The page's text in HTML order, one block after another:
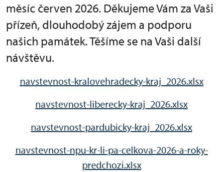
měsíc červen 2026. Děkujeme Vám za Vaši
přízeň, dlouhodobý zájem a podporu
našich památek. Těšíme se na Vaši další
návštěvu.
navstevnost-kralovehradecky-kraj_2026.xlsx
navstevnost-liberecky-kraj_2026.xlsx
navstevnost-pardubicky-kraj_2026.xlsx
navstevnost-npu-kr-li-pa-celkova-2026-a-roky-
predchozi.xlsx